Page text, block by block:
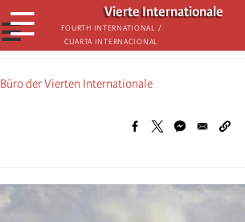
Skip
to
main
Vierte Internationale
Fourth International /
Cuarta Internacional
☰
☰
Büro der Vierten Internationale